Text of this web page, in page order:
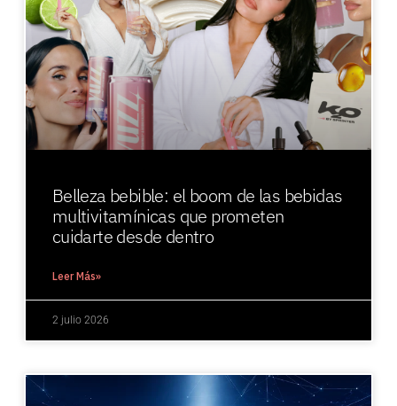
Belleza bebible: el boom de las bebidas
multivitamínicas que prometen
cuidarte desde dentro
Leer Más»
2 julio 2026